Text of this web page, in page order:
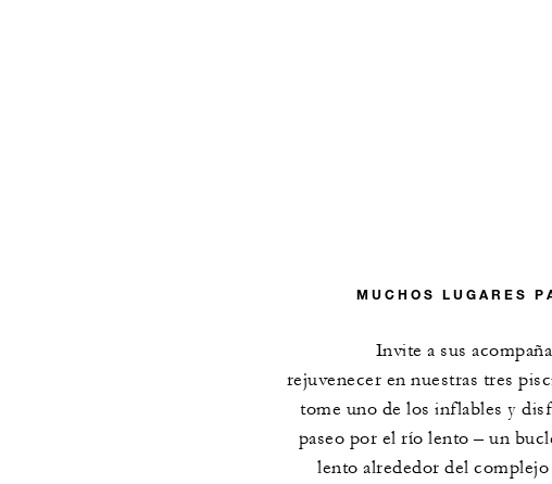
MUCHOS LUGARES
Invite a sus
rejuvenecer en nuestras tres
tome uno de los inflables y
paseo por el río lento – un
lento alrededor del complejo